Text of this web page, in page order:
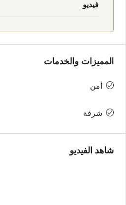
فيديو
المميزات والخدمات
أمن
شرفة
شاهد الفيديو